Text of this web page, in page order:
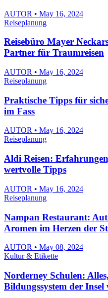
AUTOR • May 16, 2024
Reiseplanung
Reisebüro Mayer
Partner für Traumreisen
AUTOR • May 16, 2024
Reiseplanung
Praktische Tipps für
im Fass
AUTOR • May 16, 2024
Reiseplanung
Aldi Reisen:
wertvolle Tipps
AUTOR • May 16, 2024
Reiseplanung
Nampan Restaurant:
Aromen im Herzen der
AUTOR • May 08, 2024
Kultur & Etikette
Norderney Schulen:
Bildungssystem der Insel